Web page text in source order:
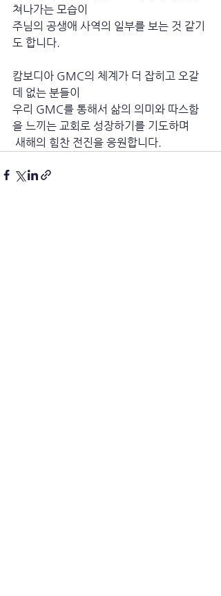
쳐나가는 모습이
주님의 공생애 사역의 일부를 보는 것 같기
도 합니다.
캄보디아 GMC의 체계가 더 잡히고 오갈
데 없는 분들이
우리 GMC를 통해서 삶의 의미와 따스함
을 느끼는 교회로 성장하기를 기도하며
새해의 힘찬 전진을 응원합니다.